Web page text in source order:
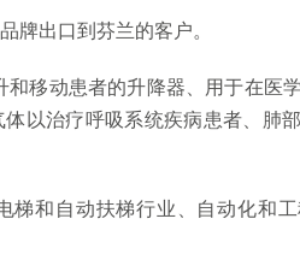
牌出口到芬兰的客户。
移动患者的升降器、用于在医
以治疗呼吸系统疾病患者、肺
梯和自动扶梯行业、自动化和